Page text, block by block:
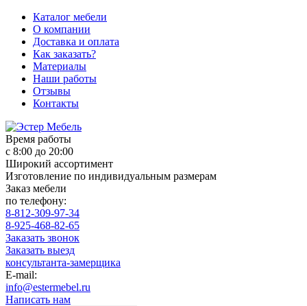
Каталог мебели
О компании
Доставка и оплата
Как заказать?
Материалы
Наши работы
Отзывы
Контакты
Время работы
с 8:00 до 20:00
Широкий ассортимент
Изготовление по индивидуальным размерам
Заказ мебели
по телефону:
8-812-309-97-34
8-925-468-82-65
Заказать звонок
Заказать выезд
консультанта-замерщика
E-mail:
info@estermebel.ru
Написать нам